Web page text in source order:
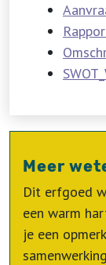
Meer
Dit erfgoed
een warm
je een